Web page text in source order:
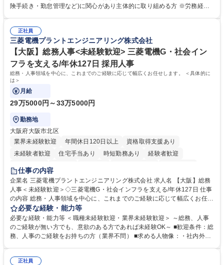
します。ご経験に応じて、休職者管理など、幅広く経験を積んでいただき
幅広く経験を積みたい意欲がある方に最適な環境です。 募集職種 【総
務・人事】未経験歓迎/日立グループ/組織運営を支えるゼネラリストを目
指す
険手続き・勤怠管理など)に関心があり主体的に取り組める方 ※労務経験
のご経験 ■労務管理（給与計算・社会保険手続き・勤怠管理など）の経験
■衛生管理者の資格をお持ちの方 学歴・資格 学歴：大学院 大学 高専 短大
専修学校 高校 語学力： 資格：
正社員
三菱電機プラントエンジニアリング株式会社
【大阪】総務人事<未経験歓迎> 三菱電機G・社会イン
フラを支える/年休127日 採用人事
総務・人事領域を中心に、これまでのご経験に応じて幅広くお任せします。 ＜具体的に
は＞
月給
29万5000円～33万5000円
勤務地
大阪府大阪市北区
業界未経験歓迎
年間休日120日以上
資格取得支援あり
未経験者歓迎
住宅手当あり 時短勤務あり
経験者歓迎
退職金あり
駅近5分以内
土日祝休み 服装自由 寮・社宅あり 食事補助あり
仕事の内容
企業名 三菱電機プラントエンジニアリング株式会社 求人名 【大阪】総務
人事＜未経験歓迎＞◇三菱電機G・社会インフラを支える/年休127日 仕事
の内容 総務・人事領域を中心に、これまでのご経験に応じて幅広くお任せ
します。 ＜具体的には＞ ・総務/人事労務（給与・社保・勤怠管理など）
・採用・教育研修 ・福利厚生運用 など ※基本的には事務所勤務ですが、
採用や教育等の業務内容により、関西圏以外への日帰り・宿泊を伴う国内
出張もございます。 ※担当業務を持ちつつ、お互いに助け合いながら、総
必要な経験・能力等
必要な経験・能力等 ＜職種未経験歓迎・業界未経験歓迎＞ ～総務、人事
のご経験が無い方でも、意欲のある方であれば未経験OK～ ■歓迎条件：総
務、人事のご経験をお持ちの方（業界不問） ■求める人物像：・社内外の
正社員